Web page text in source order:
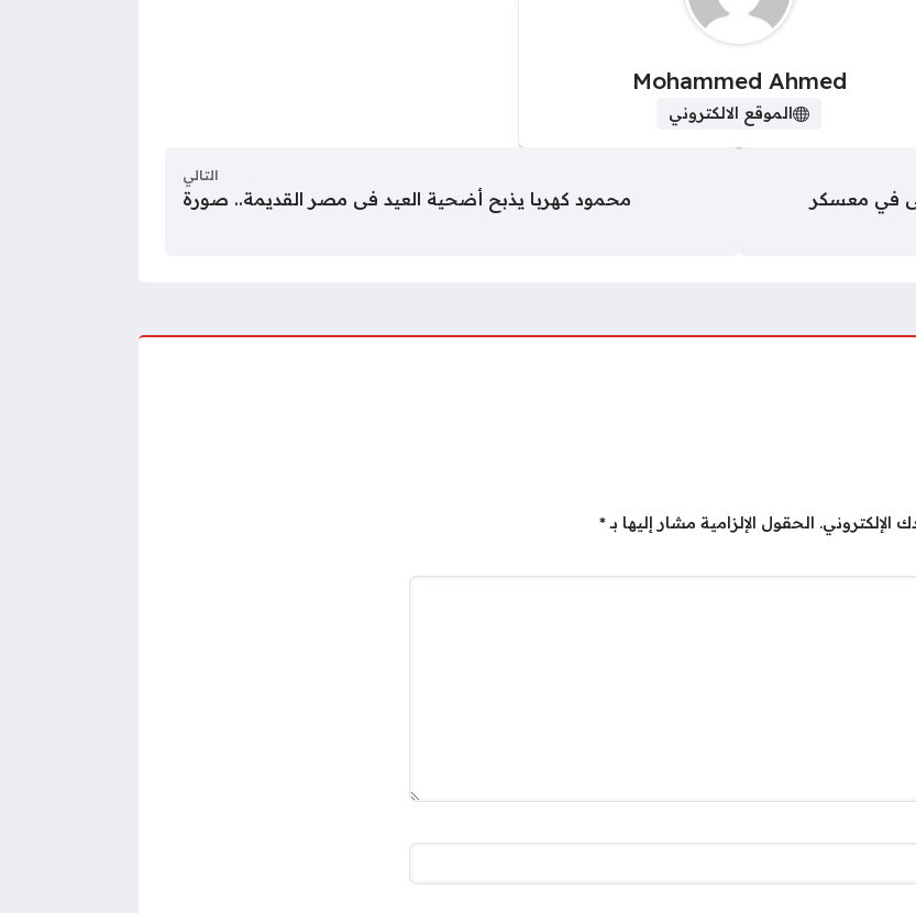
Mohammed Ahmed
الموقع الالكتروني
في معسكر
التالي
محمود كهربا يذبح أضحية العيد فى مصر القديمة.. صورة
الإلكتروني. الحقول الإلزامية مشار إليها بـ*